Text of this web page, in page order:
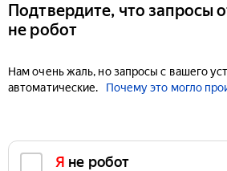
Подтвердите, что запросы
не робот
Нам очень жаль, но запросы с вашего
автоматические.
Почему это могло
Я не робот